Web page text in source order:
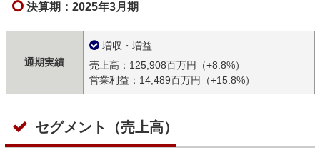
決算期：2025年3月期
通期実績
増収・増益
売上高：125,908百万円（+8.8%）
営業利益：14,489百万円（+15.8%）
セグメント（売上高）